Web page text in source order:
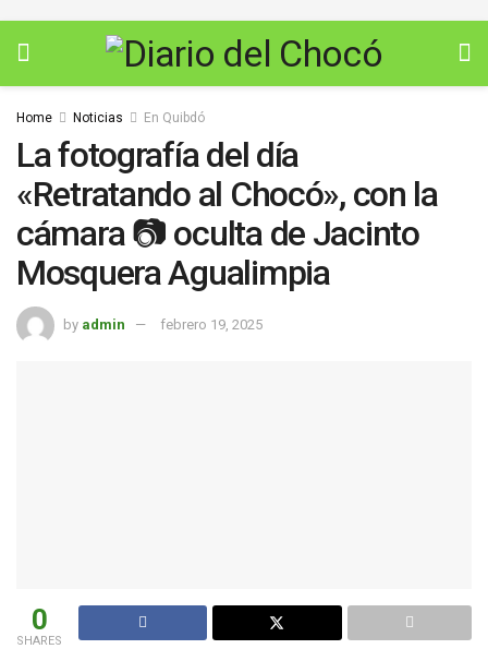
Home Noticias En Quibdó
La fotografía del día
«Retratando al Chocó», con la
cámara 📷 oculta de Jacinto
Mosquera Agualimpia
by admin febrero 19, 2025
0
SHARES